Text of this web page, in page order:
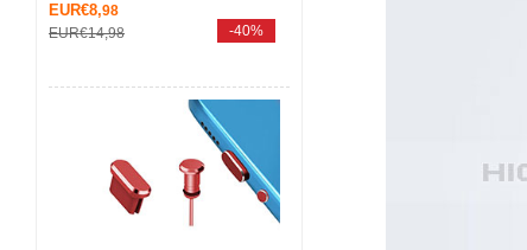
EUR€8,98
EUR€14,98 -40%